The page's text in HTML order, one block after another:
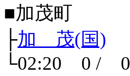
■加茂町
├加 茂(国)
└02:20 0 / 0